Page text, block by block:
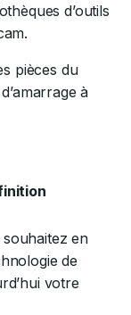
d’outils
pièces du
à
en
de
votre